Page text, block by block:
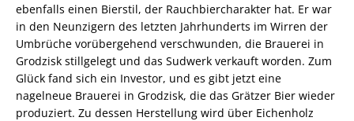
ebenfalls einen Bierstil, der Rauchbiercharakter hat. Er war
in den Neunzigern des letzten Jahrhunderts im Wirren der
Umbrüche vorübergehend verschwunden, die Brauerei in
Grodzisk stillgelegt und das Sudwerk verkauft worden. Zum
Glück fand sich ein Investor, und es gibt jetzt eine
nagelneue Brauerei in Grodzisk, die das Grätzer Bier wieder
produziert. Zu dessen Herstellung wird über Eichenholz